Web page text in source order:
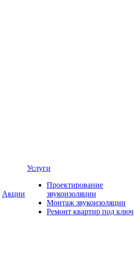
Акции
Услуги
Проектирование
звукоизоляции
Монтаж звукоизоляции
Ремонт квартир под ключ